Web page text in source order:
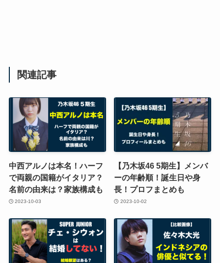
関連記事
中西アルノは本名！ハーフ
で両親の国籍がイタリア？
名前の由来は？家族構成も
2023-10-03
【乃木坂46 5期生】メンバ
ーの年齢順！誕生日や身
長！プロフまとめも
2023-10-02